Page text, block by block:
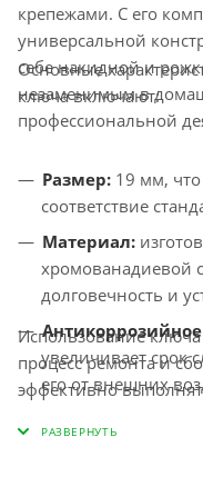
крепежами. С его
универсальной
себе накидной и
незаменимым в
профессиональной
Основные
ключа включают:
Размер: 19 мм,
соответствие
Материал:
хромованадиевой
долговечность и
увеличивает срок
его от внешних
Использование ключа
процесс ремонта и
эффективно
удобство и